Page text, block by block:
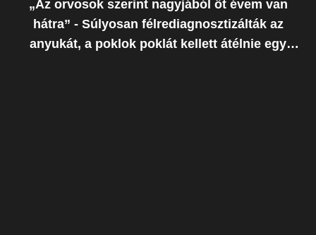
„Az orvosok szerint nagyjából öt évem van
hátra” - Súlyosan félrediagnosztizálták az
anyukát, a poklok poklát kellett átélnie egy